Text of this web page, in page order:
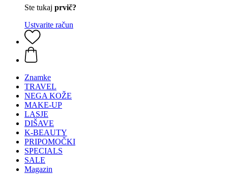
Ste tukaj prvič?
Ustvarite račun
Znamke
TRAVEL
NEGA KOŽE
MAKE-UP
LASJE
DIŠAVE
K-BEAUTY
PRIPOMOČKI
SPECIALS
SALE
Magazin